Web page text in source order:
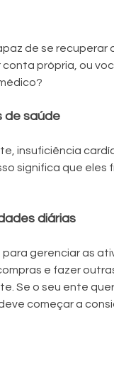
de se recuperar
própria, ou
de saúde
insuficiência
significa que
diárias
gerenciar as
e fazer
Se o seu ente
começar a